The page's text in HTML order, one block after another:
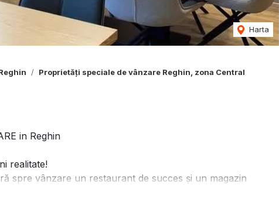
Harta
Proprietăți speciale de vânzare Reghin, zona Central
in Reghin
realitate!
spre vânzare un restaurant de succes și un magazin